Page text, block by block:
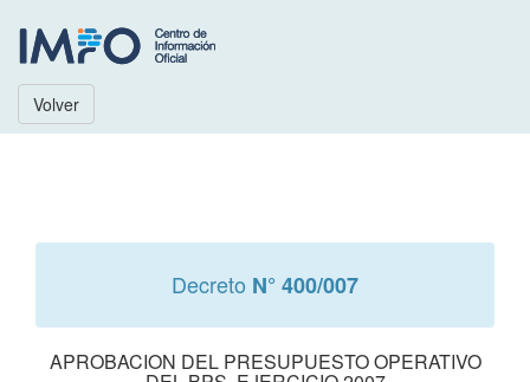
Volver
Decreto N° 400/007
APROBACION DEL PRESUPUESTO OPERATIVO